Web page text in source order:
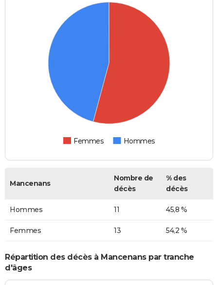
Femmes Hommes
Mancenans
Nombre de
décès
% des
décès
Hommes 11 45,8 %
Femmes 13 54,2 %
Répartition des décès à Mancenans par tranche
d'âges